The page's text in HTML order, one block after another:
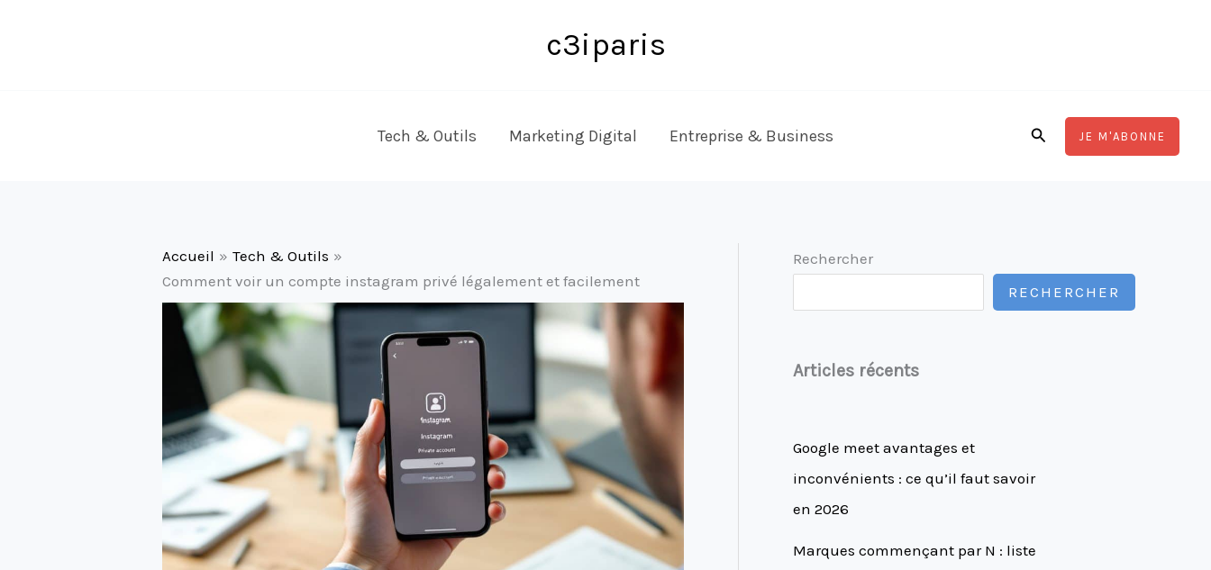
c3iparis
Tech & Outils Marketing Digital Entreprise & Business RechercherJE M'ABONNE
Accueil
Tech & Outils
Comment voir un compte instagram privé légalement et facilement
Rechercher
RECHERCHER
Articles récents
Google meet avantages et
inconvénients : ce qu’il faut savoir
en 2026
Marques commençant par N : liste